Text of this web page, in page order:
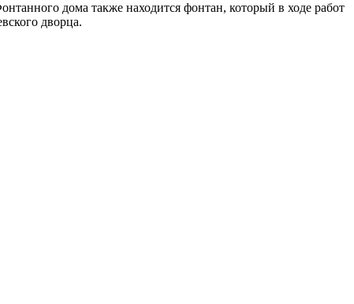
дома также находится фонтан, который в ходе работ
дворца.